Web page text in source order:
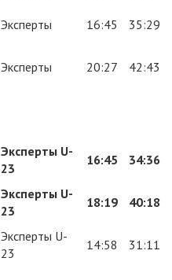
Эксперты 16:45 35:29
Эксперты 20:27 42:43
Эксперты U-
23
16:45 34:36
Эксперты U-
23
18:19 40:18
Эксперты U-
23
14:58 31:11